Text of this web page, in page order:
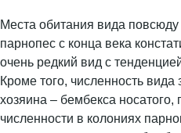
Места обитания вида
парнопес с конца века
очень редкий вид с
Кроме того, численность вида
хозяина – бембекса носатого,
численности в колониях